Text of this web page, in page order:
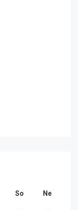
So Ne